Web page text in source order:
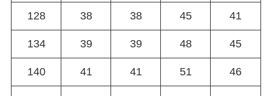
128 38 38 45 41
134 39 39 48 45
140 41 41 51 46